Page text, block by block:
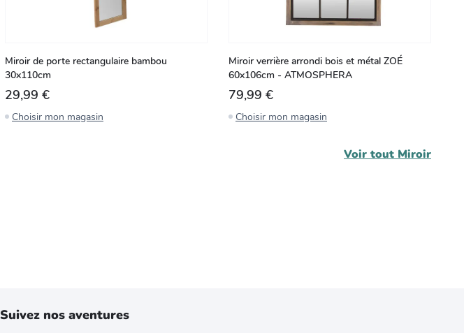
Miroir de porte rectangulaire bambou
30x110cm
29,99 €
Choisir mon magasin
Miroir verrière arrondi bois et métal ZOÉ
60x106cm - ATMOSPHERA
79,99 €
Choisir mon magasin
Voir tout Miroir
Suivez nos aventures